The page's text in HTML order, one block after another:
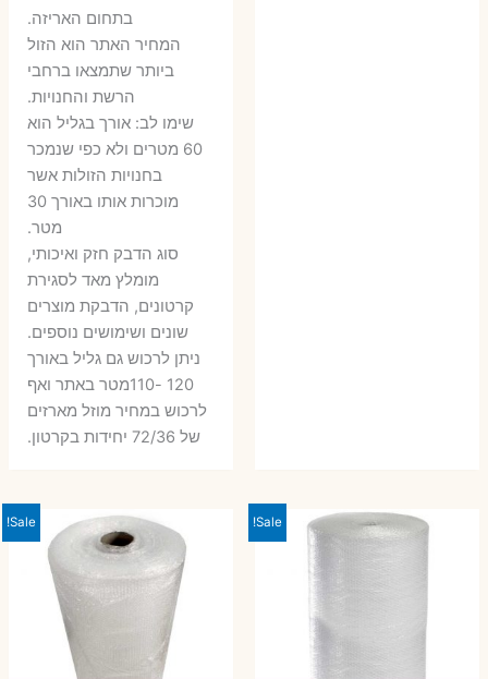
9 ₪.
6 ₪.
בתחום האריזה.
המחיר האתר הוא הזול
ביותר שתמצאו ברחבי
הרשת והחנויות.
שימו לב: אורך בגליל הוא
60 מטרים ולא כפי שנמכר
בחנויות הזולות אשר
מוכרות אותו באורך 30
מטר.
סוג הדבק חזק ואיכותי,
מומלץ מאד לסגירת
קרטונים, הדבקת מוצרים
שונים ושימושים נוספים.
ניתן לרכוש גם גליל באורך
120 -110מטר באתר ואף
לרכוש במחיר מוזל מארזים
של 72/36 יחידות בקרטון.
Sale!
Sale!